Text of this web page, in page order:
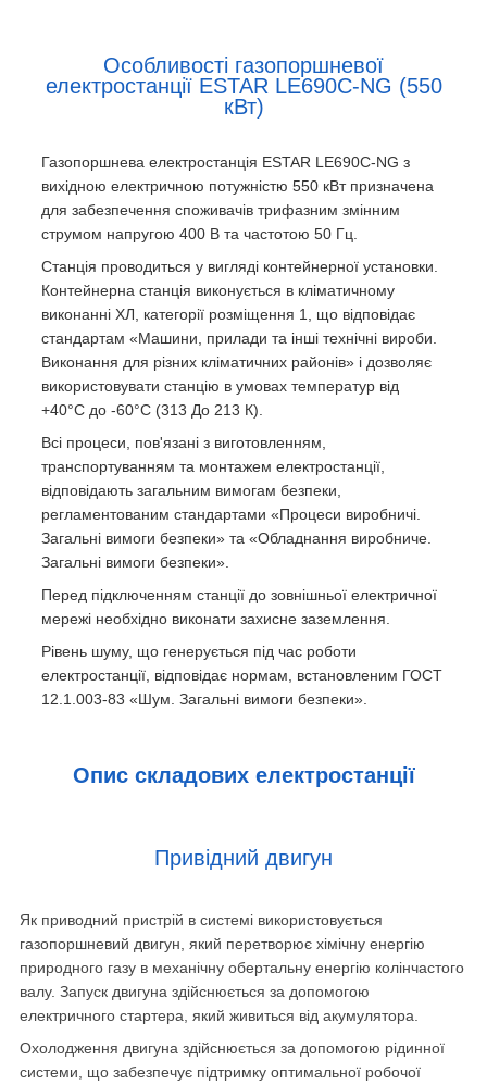
Особливості газопоршневої
електростанції ESTAR LE690С-NG (550
кВт)
Газопоршнева електростанція ESTAR LE690С-NG з
вихідною електричною потужністю 550 кВт призначена
для забезпечення споживачів трифазним змінним
струмом напругою 400 В та частотою 50 Гц.
Станція проводиться у вигляді контейнерної установки.
Контейнерна станція виконується в кліматичному
виконанні ХЛ, категорії розміщення 1, що відповідає
стандартам «Машини, прилади та інші технічні вироби.
Виконання для різних кліматичних районів» і дозволяє
використовувати станцію в умовах температур від
+40°С до -60°С (313 До 213 К).
Всі процеси, пов'язані з виготовленням,
транспортуванням та монтажем електростанції,
відповідають загальним вимогам безпеки,
регламентованим стандартами «Процеси виробничі.
Загальні вимоги безпеки» та «Обладнання виробниче.
Загальні вимоги безпеки».
Перед підключенням станції до зовнішньої електричної
мережі необхідно виконати захисне заземлення.
Рівень шуму, що генерується під час роботи
електростанції, відповідає нормам, встановленим ГОСТ
12.1.003-83 «Шум. Загальні вимоги безпеки».
Опис складових електростанції
Привідний двигун
Як приводний пристрій в системі використовується
газопоршневий двигун, який перетворює хімічну енергію
природного газу в механічну обертальну енергію колінчастого
валу. Запуск двигуна здійснюється за допомогою
електричного стартера, який живиться від акумулятора.
Охолодження двигуна здійснюється за допомогою рідинної
системи, що забезпечує підтримку оптимальної робочої